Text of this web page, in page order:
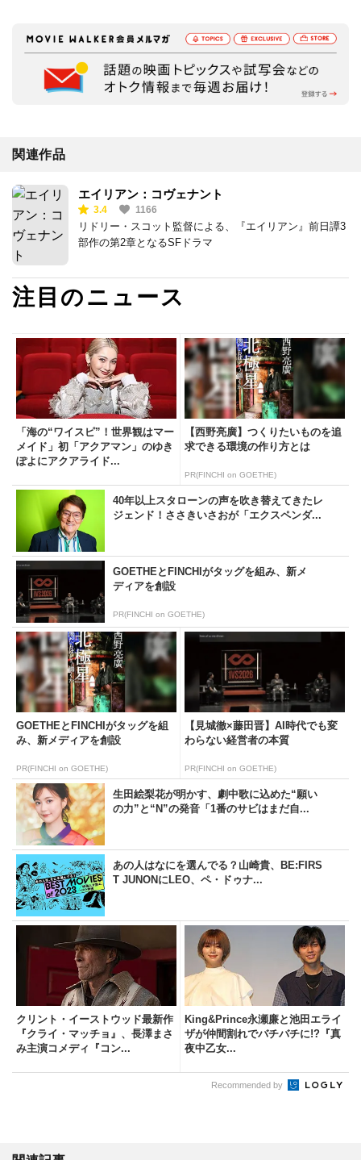
関連作品
エイリアン：コヴェナント
3.4 1166
リドリー・スコット監督による、『エイリアン』前日譚3
部作の第2章となるSFドラマ
注目のニュース
「海の“ワイスピ”！世界観はマー
メイド」初「アクアマン」のゆき
ぽよにアクアライド...
【西野亮廣】つくりたいものを追
求できる環境の作り方とは
PR(FINCHI on GOETHE)
40年以上スタローンの声を吹き替えてきたレ
ジェンド！ささきいさおが「エクスペンダ...
GOETHEとFINCHIがタッグを組み、新メ
ディアを創設
PR(FINCHI on GOETHE)
GOETHEとFINCHIがタッグを組
み、新メディアを創設
PR(FINCHI on GOETHE)
【見城徹×藤田晋】AI時代でも変
わらない経営者の本質
PR(FINCHI on GOETHE)
生田絵梨花が明かす、劇中歌に込めた“願い
の力”と“N”の発音「1番のサビはまだ自...
あの人はなにを選んでる？山崎貴、BE:FIRS
T JUNONにLEO、ペ・ドゥナ...
クリント・イーストウッド最新作
『クライ・マッチョ』、長澤まさ
み主演コメディ『コン...
King&Prince永瀬廉と池田エライ
ザが仲間割れでバチバチに!?『真
夜中乙女...
Recommended by